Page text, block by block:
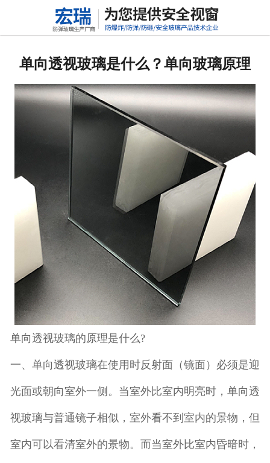
网站首页
新闻动态
行业标准
联系我们
高铝硅玻璃
单向透视玻璃是什么？单向玻璃原理
单向透视玻璃的原理是什么?
一、单向透视玻璃在使用时反射面（镜面）必须是迎
光面或朝向室外一侧。当室外比室内明亮时，单向透
视玻璃与普通镜子相似，室外看不到室内的景物，但
室内可以看清室外的景物。而当室外比室内昏暗时，